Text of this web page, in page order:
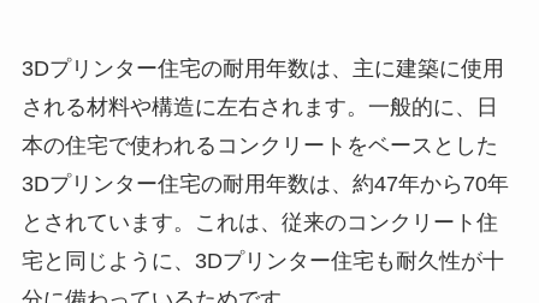
3Dプリンター住宅の耐用年数は、主に建築に使用
される材料や構造に左右されます。一般的に、日
本の住宅で使われるコンクリートをベースとした
3Dプリンター住宅の耐用年数は、約47年から70年
とされています。これは、従来のコンクリート住
宅と同じように、3Dプリンター住宅も耐久性が十